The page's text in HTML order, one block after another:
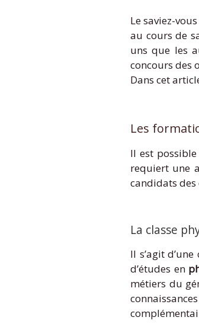
Le saviez-
au cours de
uns que les
concours des
Dans cet
Les
Il est
requiert une
candidats des
La classe
Il s’agit
d’études en
métiers du